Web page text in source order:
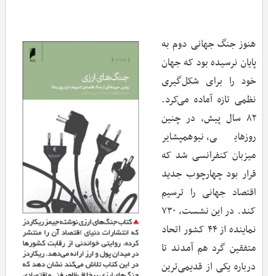
هنوز جنگ جهانی دوم به
پایان نرسیده بود که جهان
خود را برای شکل‌گیری
نظمی تازه آماده می‌کرد.
۸۲ سال پیش، در چنین
روزهایی، نیوهمپشایر
میزبان کنفرانسی شد که
قرار بود چهارچوب جدید
اقتصاد جهانی را ترسیم
کند. در این نشست، ۷۳۰
نماینده از ۴۴ کشور اتحاد
متفقین گرد هم آمدند تا
درباره یکی از قدیمی‌ترین